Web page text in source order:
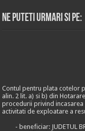
Ne puteti urmari si pe:
Contul pentru plata cotelor
alin. 2 lit. a) si b) din
procedurii privind
activitati de exploatare a
- beneficiar: JUDETUL